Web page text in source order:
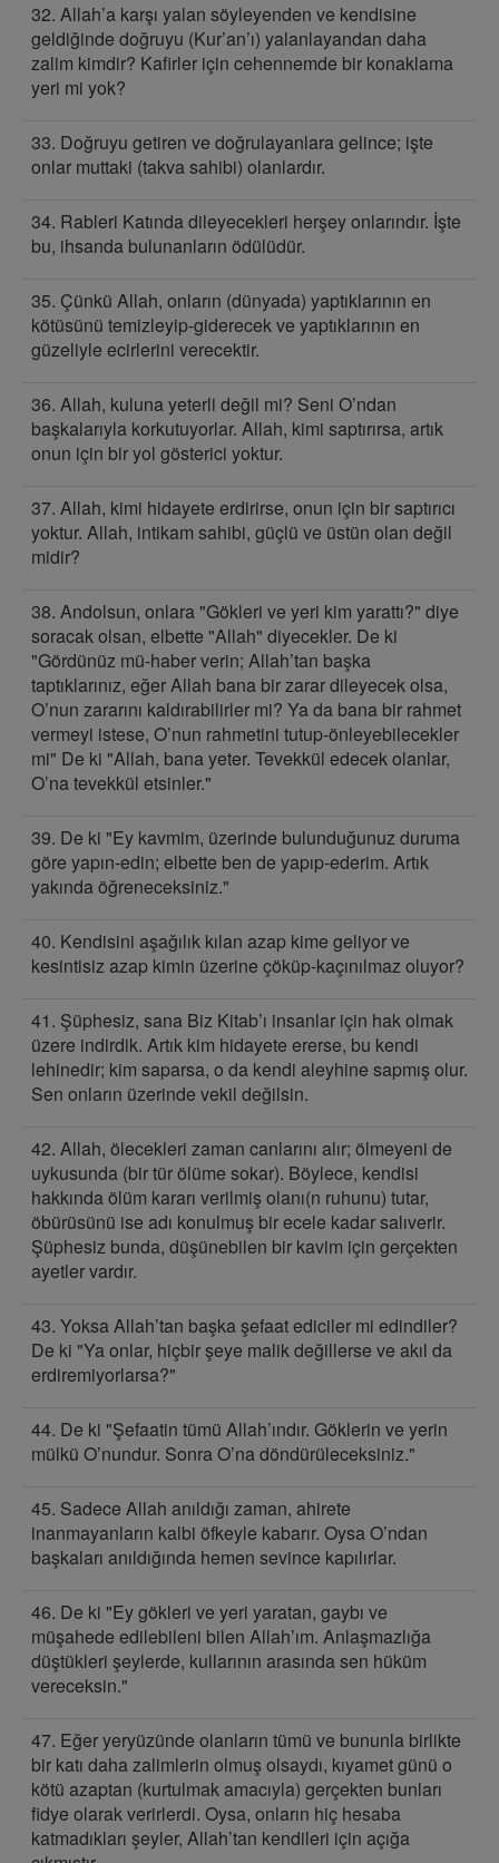
32. Allah’a karşı yalan söyleyenden ve kendisine
geldiğinde doğruyu (Kur’an’ı) yalanlayandan daha
zalim kimdir? Kafirler için cehennemde bir konaklama
yeri mi yok?
33. Doğruyu getiren ve doğrulayanlara gelince; işte
onlar muttaki (takva sahibi) olanlardır.
34. Rableri Katında dileyecekleri herşey onlarındır. İşte
bu, ihsanda bulunanların ödülüdür.
35. Çünkü Allah, onların (dünyada) yaptıklarının en
kötüsünü temizleyip-giderecek ve yaptıklarının en
güzeliyle ecirlerini verecektir.
36. Allah, kuluna yeterli değil mi? Seni O’ndan
başkalarıyla korkutuyorlar. Allah, kimi saptırırsa, artık
onun için bir yol gösterici yoktur.
37. Allah, kimi hidayete erdirirse, onun için bir saptırıcı
yoktur. Allah, intikam sahibi, güçlü ve üstün olan değil
midir?
38. Andolsun, onlara "Gökleri ve yeri kim yarattı?" diye
soracak olsan, elbette "Allah" diyecekler. De ki
"Gördünüz mü-haber verin; Allah’tan başka
taptıklarınız, eğer Allah bana bir zarar dileyecek olsa,
O’nun zararını kaldırabilirler mi? Ya da bana bir rahmet
vermeyi istese, O’nun rahmetini tutup-önleyebilecekler
mi" De ki "Allah, bana yeter. Tevekkül edecek olanlar,
O’na tevekkül etsinler."
39. De ki "Ey kavmim, üzerinde bulunduğunuz duruma
göre yapın-edin; elbette ben de yapıp-ederim. Artık
yakında öğreneceksiniz."
40. Kendisini aşağılık kılan azap kime geliyor ve
kesintisiz azap kimin üzerine çöküp-kaçınılmaz oluyor?
41. Şüphesiz, sana Biz Kitab’ı insanlar için hak olmak
üzere indirdik. Artık kim hidayete ererse, bu kendi
lehinedir; kim saparsa, o da kendi aleyhine sapmış olur.
Sen onların üzerinde vekil değilsin.
42. Allah, ölecekleri zaman canlarını alır; ölmeyeni de
uykusunda (bir tür ölüme sokar). Böylece, kendisi
hakkında ölüm kararı verilmiş olanı(n ruhunu) tutar,
öbürüsünü ise adı konulmuş bir ecele kadar salıverir.
Şüphesiz bunda, düşünebilen bir kavim için gerçekten
ayetler vardır.
43. Yoksa Allah’tan başka şefaat ediciler mi edindiler?
De ki "Ya onlar, hiçbir şeye malik değillerse ve akıl da
erdiremiyorlarsa?"
44. De ki "Şefaatin tümü Allah’ındır. Göklerin ve yerin
mülkü O’nundur. Sonra O’na döndürüleceksiniz."
45. Sadece Allah anıldığı zaman, ahirete
inanmayanların kalbi öfkeyle kabarır. Oysa O’ndan
başkaları anıldığında hemen sevince kapılırlar.
46. De ki "Ey gökleri ve yeri yaratan, gaybı ve
müşahede edilebileni bilen Allah’ım. Anlaşmazlığa
düştükleri şeylerde, kullarının arasında sen hüküm
vereceksin."
47. Eğer yeryüzünde olanların tümü ve bununla birlikte
bir katı daha zalimlerin olmuş olsaydı, kıyamet günü o
kötü azaptan (kurtulmak amacıyla) gerçekten bunları
fidye olarak verirlerdi. Oysa, onların hiç hesaba
katmadıkları şeyler, Allah’tan kendileri için açığa